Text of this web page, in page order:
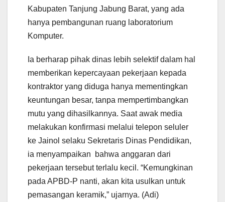
Kabupaten Tanjung Jabung Barat, yang ada
hanya pembangunan ruang laboratorium
Komputer.
Ia berharap pihak dinas lebih selektif dalam hal
memberikan kepercayaan pekerjaan kepada
kontraktor yang diduga hanya mementingkan
keuntungan besar, tanpa mempertimbangkan
mutu yang dihasilkannya. Saat awak media
melakukan konfirmasi melalui telepon seluler
ke Jainol selaku Sekretaris Dinas Pendidikan,
ia menyampaikan bahwa anggaran dari
pekerjaan tersebut terlalu kecil. “Kemungkinan
pada APBD-P nanti, akan kita usulkan untuk
pemasangan keramik,” ujarnya. (Adi)